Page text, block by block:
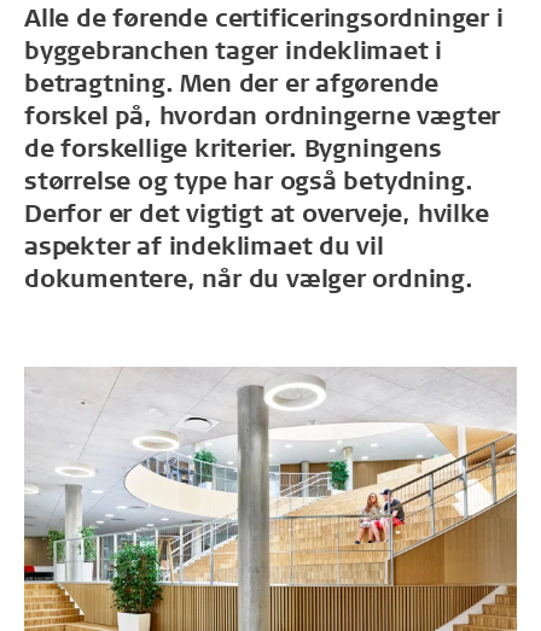
Alle de førende certificeringsordninger i
byggebranchen tager indeklimaet i
betragtning. Men der er afgørende
forskel på, hvordan ordningerne vægter
de forskellige kriterier. Bygningens
størrelse og type har også betydning.
Derfor er det vigtigt at overveje, hvilke
aspekter af indeklimaet du vil
dokumentere, når du vælger ordning.